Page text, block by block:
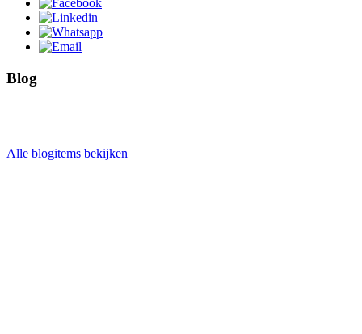
Blog
Alle blogitems bekijken